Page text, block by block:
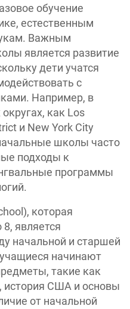
обучение
естественным
Важным
является развитие
дети учатся
с
Например, в
как Los
и New York City
школы часто
подходы к
программы
которая
является
начальной и старшей
начинают
такие как
история США и основы
от начальной